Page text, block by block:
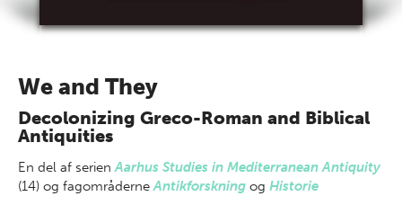
We and They
Decolonizing Greco-Roman and Biblical
Antiquities
En del af serienAarhus Studies in Mediterranean Antiquity
(14) og fagområderneAntikforskning og Historie